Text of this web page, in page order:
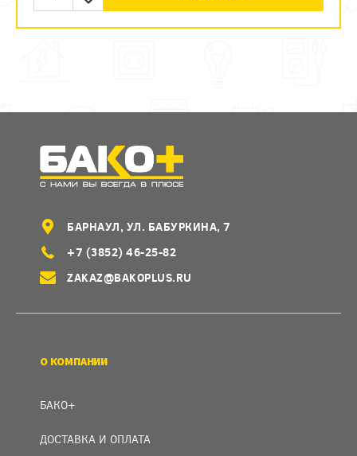
БАРНАУЛ, УЛ. БАБУРКИНА, 7
+7 (3852) 46-25-82
ZAKAZ@BAKOPLUS.RU
О КОМПАНИИ
БАКО+
ДОСТАВКА И ОПЛАТА